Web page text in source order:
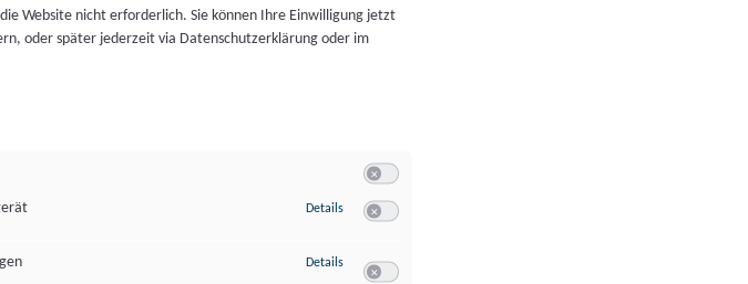
Website nicht erforderlich. Sie können Ihre Einwilligung jetzt
oder später jederzeit via Datenschutzerklärung oder im
Details zu Speichern von oder Zugriff auf Informationen auf einem Endgerät
Details zu Verwendung reduzierter Daten zur Auswahl von Werbeanzeigen